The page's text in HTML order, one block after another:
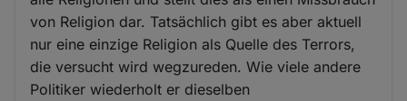
von Religion dar. Tatsächlich gibt es aber aktuell
nur eine einzige Religion als Quelle des Terrors,
die versucht wird wegzureden. Wie viele andere
Politiker wiederholt er dieselben